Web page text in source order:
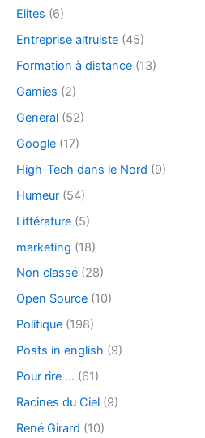
Elites (6)
Entreprise altruiste (45)
Formation à distance (13)
Gamies (2)
General (52)
Google (17)
High-Tech dans le Nord (9)
Humeur (54)
Littérature (5)
marketing (18)
Non classé (28)
Open Source (10)
Politique (198)
Posts in english (9)
Pour rire … (61)
Racines du Ciel (9)
René Girard (10)